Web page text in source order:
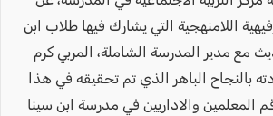
اللامنهجية التي يشارك فيها طلاب ابن
مع مدير المدرسة الشاملة، المربي كرم
بالنجاح الباهر الذي تم تحقيقه في هذا
المعلمين والاداريين في مدرسة ابن سينا